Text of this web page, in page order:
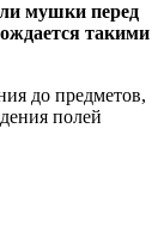
мушки перед
такими
до предметов,
полей